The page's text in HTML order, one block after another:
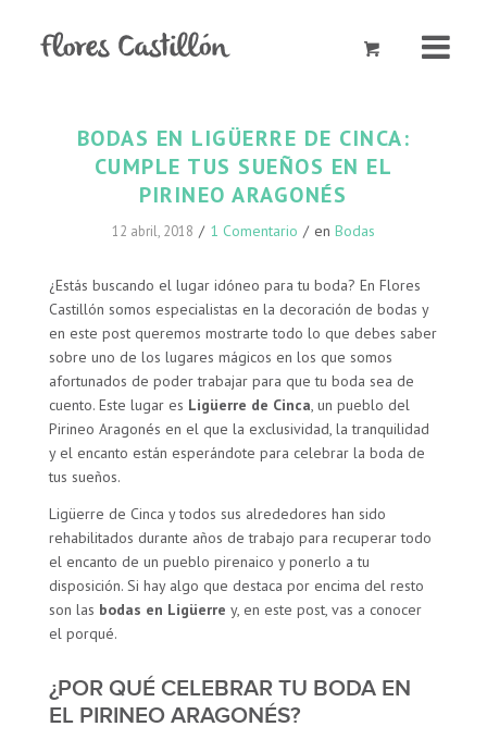
BODAS EN LIGÜERRE DE CINCA:
CUMPLE TUS SUEÑOS EN EL
PIRINEO ARAGONÉS
12 abril, 2018 / 1 Comentario / en Bodas
¿Estás buscando el lugar idóneo para tu boda? En Flores
Castillón somos especialistas en la decoración de bodas y
en este post queremos mostrarte todo lo que debes saber
sobre uno de los lugares mágicos en los que somos
afortunados de poder trabajar para que tu boda sea de
cuento. Este lugar es Ligüerre de Cinca, un pueblo del
Pirineo Aragonés en el que la exclusividad, la tranquilidad
y el encanto están esperándote para celebrar la boda de
tus sueños.
Ligüerre de Cinca y todos sus alrededores han sido
rehabilitados durante años de trabajo para recuperar todo
el encanto de un pueblo pirenaico y ponerlo a tu
disposición. Si hay algo que destaca por encima del resto
son las bodas en Ligüerre y, en este post, vas a conocer
el porqué.
¿POR QUÉ CELEBRAR TU BODA EN
EL PIRINEO ARAGONÉS?